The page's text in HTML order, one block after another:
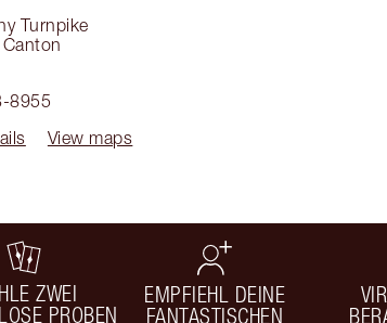
Turnpike
Canton
8955
View maps
ZWEI
PROBEN
EMPFIEHL DEINE
FANTASTISCHEN